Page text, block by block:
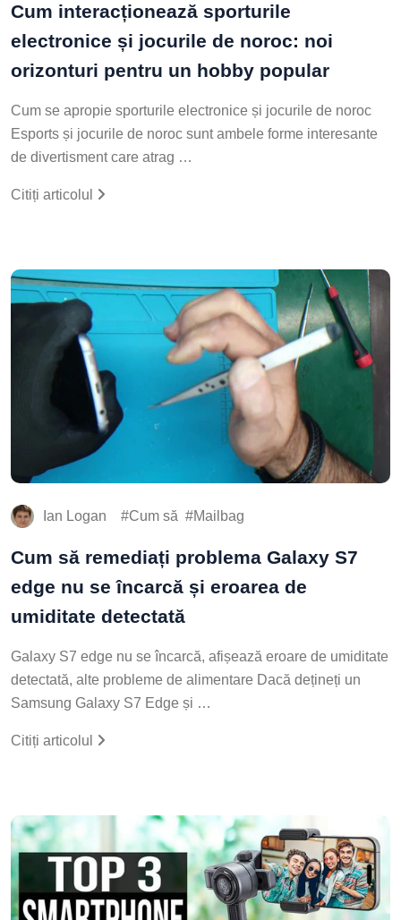
Cum interacționează sporturile
electronice și jocurile de noroc: noi
orizonturi pentru un hobby popular
Cum se apropie sporturile electronice și jocurile de noroc
Esports și jocurile de noroc sunt ambele forme interesante
de divertisment care atrag …
Citiți articolul
Ian Logan Cum să Mailbag
Cum să remediați problema Galaxy S7
edge nu se încarcă și eroarea de
umiditate detectată
Galaxy S7 edge nu se încarcă, afișează eroare de umiditate
detectată, alte probleme de alimentare Dacă dețineți un
Samsung Galaxy S7 Edge și …
Citiți articolul